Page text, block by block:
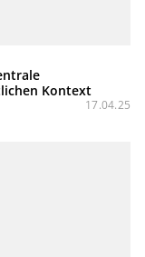
Kontext
17.04.25